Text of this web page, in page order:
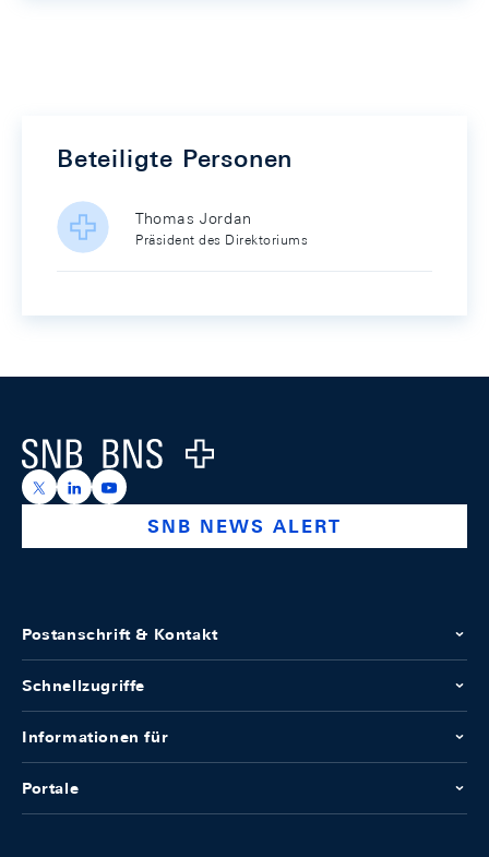
Beteiligte Personen
Thomas Jordan
Präsident des Direktoriums
Logo
https://x.com/snb_bns
https://ch.linkedin.com/company/swiss-national-
https://www.youtube.com/@swissnationalbank
SNB NEWS ALERT
Postanschrift & Kontakt
Schnellzugriffe
Informationen für
Portale